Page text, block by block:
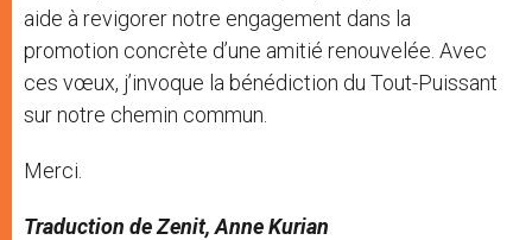
aide à revigorer notre engagement dans la
promotion concrète d’une amitié renouvelée. Avec
ces vœux, j’invoque la bénédiction du Tout-Puissant
sur notre chemin commun.
Merci.
Traduction de Zenit, Anne Kurian